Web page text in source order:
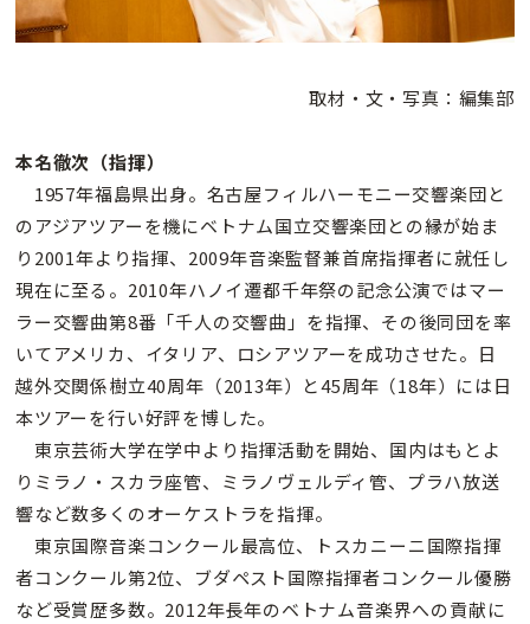
取材・文・写真：編集部
本名徹次（指揮）
1957年福島県出身。名古屋フィルハーモニー交響楽団と
のアジアツアーを機にベトナム国立交響楽団との縁が始ま
り2001年より指揮、2009年音楽監督兼首席指揮者に就任し
現在に至る。2010年ハノイ遷都千年祭の記念公演ではマー
ラー交響曲第8番「千人の交響曲」を指揮、その後同団を率
いてアメリカ、イタリア、ロシアツアーを成功させた。日
越外交関係樹立40周年（2013年）と45周年（18年）には日
本ツアーを行い好評を博した。
東京芸術大学在学中より指揮活動を開始、国内はもとよ
りミラノ・スカラ座管、ミラノヴェルディ管、プラハ放送
響など数多くのオーケストラを指揮。
東京国際音楽コンクール最高位、トスカニーニ国際指揮
者コンクール第2位、ブダペスト国際指揮者コンクール優勝
など受賞歴多数。2012年長年のベトナム音楽界への貢献に